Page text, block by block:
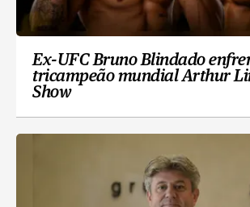
Ex-UFC Bruno Blindado
tricampeão mundial Arthur
Show